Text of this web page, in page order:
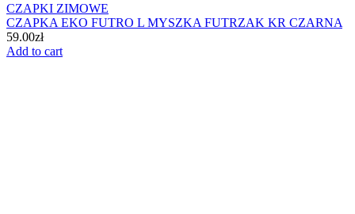
CZAPKI ZIMOWE
CZAPKA EKO FUTRO L MYSZKA FUTRZAK KR CZARNA
59.00zł
Add to cart